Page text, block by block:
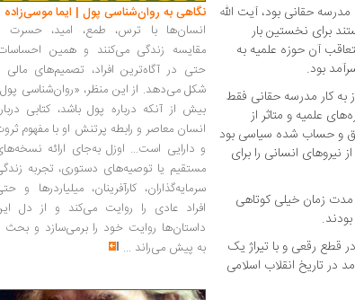
حقانی بود، آیت الله
برای نخستین بار
آن حوزه علمیه به
بود.
به کار مدرسه حقانی فقط
علمیه و متاثر از
و حساب شده سیاسی بود
انسانی را برای
زمان خیلی کوتاهی
مدرسه حقانی» در ۶۶ صفحه و در قطع رقعی و با تیراژ یک
در تاریخ انقلاب اسلامی
نگاهی به روان‌شناسی پول | ایما موسی‌زاده
انسان‌ها با ترس، طمع، امید، حسرت
مقایسه زندگی می‌کنند و همین
حتی در آگاه‌ترین افراد، تصمیم‌های مالی
شکل می‌دهد. از این منظر، «روان‌شناسی
بیش از آنکه درباره پول باشد، کتابی
انسان معاصر و رابطه پرتنش او با مفهوم
و دارایی است... اوزل به‌جای ارائه
مستقیم یا توصیه‌های دستوری، تجربه
سرمایه‌گذاران، کارآفرینان، میلیاردرها و
افراد عادی را روایت می‌کند و از دل
داستان‌ها روایت خود را برمی‌سازد و بحث
به پیش می‌راند ...